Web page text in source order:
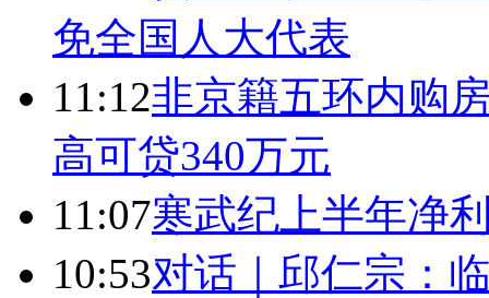
免全国人大代表
11:12非京籍五环内购
高可贷340万元
11:07寒武纪上半年净
10:53对话｜邱仁宗：